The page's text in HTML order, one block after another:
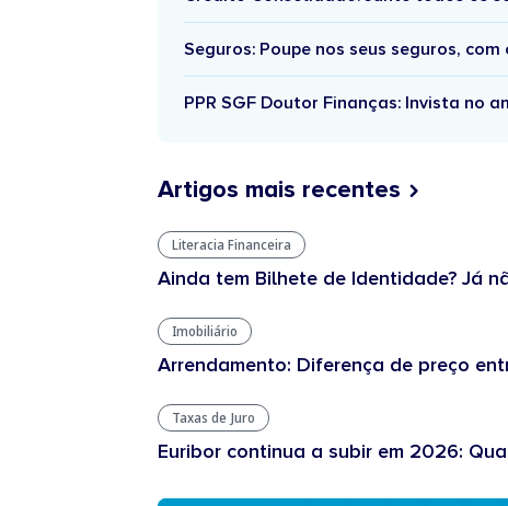
Seguros: Poupe nos seus seguros,
PPR SGF Doutor Finanças: Invista no
Artigos mais recentes
Literacia Financeira
Ainda tem Bilhete de Identidade? Já
Imobiliário
Arrendamento: Diferença de preço
Taxas de Juro
Euribor continua a subir em 2026: